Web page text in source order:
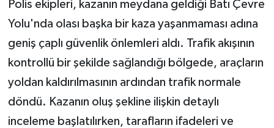
Polis ekipleri, kazanın meydana geldiği Batı Çevre
Yolu'nda olası başka bir kaza yaşanmaması adına
geniş çaplı güvenlik önlemleri aldı. Trafik akışının
kontrollü bir şekilde sağlandığı bölgede, araçların
yoldan kaldırılmasının ardından trafik normale
döndü. Kazanın oluş şekline ilişkin detaylı
inceleme başlatılırken, tarafların ifadeleri ve